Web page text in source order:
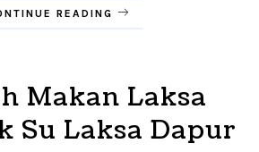
READING
Makan Laksa
Su Laksa Dapur